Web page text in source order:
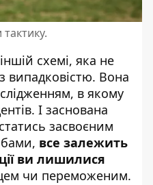
схемі, яка не
випадковістю. Вона
в якому
І заснована
засвоєним
все залежить
ви лишилися
чи переможеним.